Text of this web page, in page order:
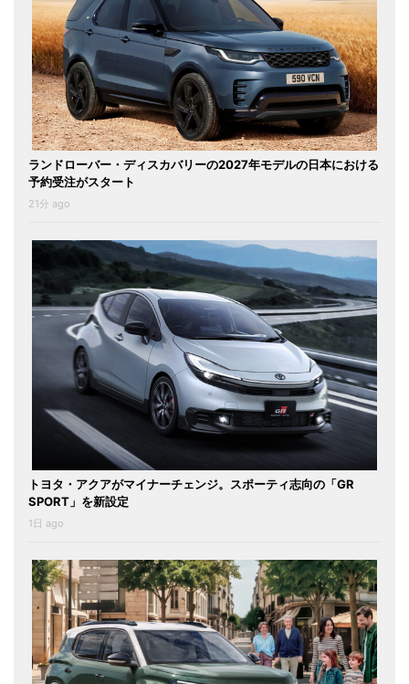
ランドローバー・ディスカバリーの2027年モデルの日本における
予約受注がスタート
21分 ago
トヨタ・アクアがマイナーチェンジ。スポーティ志向の「GR
SPORT」を新設定
1日 ago